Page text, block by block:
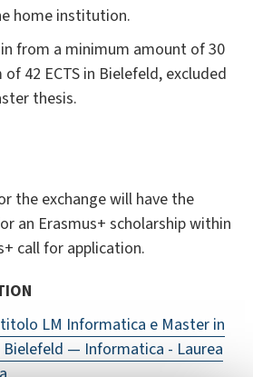
home institution.
from a minimum amount of 30
42 ECTS in Bielefeld, excluded
thesis.
the exchange will have the
an Erasmus+ scholarship within
call for application.
LM Informatica e Master in
— Informatica - Laurea